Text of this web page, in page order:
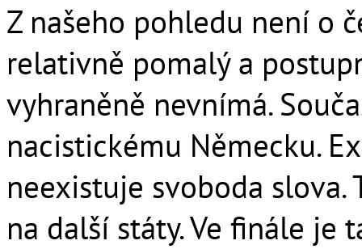
Z našeho pohledu není o
relativně pomalý a
vyhraněně nevnímá.
nacistickému Německu.
neexistuje svoboda
na další státy. Ve finále je